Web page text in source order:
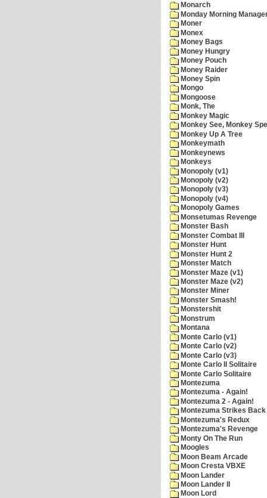
Monarch
Monday Morning
Moner
Monex
Money Bags
Money Hungry
Money Pouch
Money Raider
Money Spin
Mongo
Mongoose
Monk, The
Monkey Magic
Monkey See, Monkey
Monkey Up A Tree
Monkeymath
Monkeynews
Monkeys
Monopoly (v1)
Monopoly (v2)
Monopoly (v3)
Monopoly (v4)
Monopoly Games
Monsetumas Revenge
Monster Bash
Monster Combat III
Monster Hunt
Monster Hunt 2
Monster Match
Monster Maze (v1)
Monster Maze (v2)
Monster Miner
Monster Smash!
Monstershit
Monstrum
Montana
Monte Carlo (v1)
Monte Carlo (v2)
Monte Carlo (v3)
Monte Carlo II Solitaire
Monte Carlo Solitaire
Montezuma
Montezuma - Again!
Montezuma 2 - Again!
Montezuma Strikes Back
Montezuma's Redux
Montezuma's Revenge
Monty On The Run
Moogles
Moon Beam Arcade
Moon Cresta VBXE
Moon Lander
Moon Lander II
Moon Lord